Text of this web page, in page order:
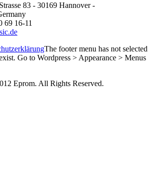
83 - 30169 Hannover -
69 16-11
The footer menu has not selected
Go to Wordpress > Appearance > Menus
Eprom. All Rights Reserved.